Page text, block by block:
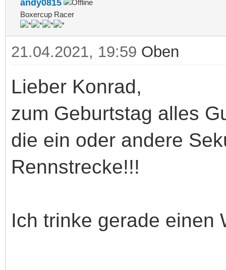
andy0815
Boxercup Racer
21.04.2021, 19:59 Oben
Lieber Konrad,
zum Geburtstag alles
die ein oder andere
Rennstrecke!!!
Ich trinke gerade einen